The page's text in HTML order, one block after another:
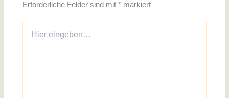
Erforderliche Felder sind mit* markiert
eingeben…